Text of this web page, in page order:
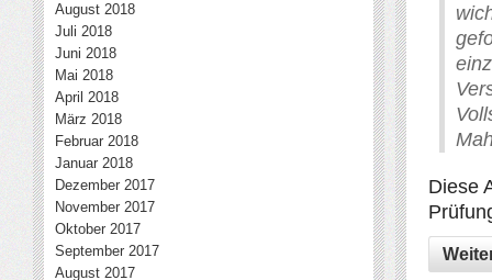
Diese
August 2018
Juli 2018
Juni 2018
Mai 2018
April 2018
März 2018
Februar 2018
Januar 2018
Dezember 2017
November 2017
Oktober 2017
September 2017
August 2017